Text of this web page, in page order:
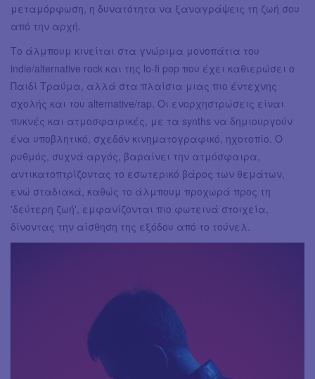
μεταμόρφωση, η δυνατότητα να ξαναγράψεις τη ζωή σου
από την αρχή.
Το άλμπουμ κινείται στα γνώριμα μονοπάτια του
indie/alternative rock και της lo-fi pop που έχει καθιερώσει ο
Παιδί Τραύμα, αλλά στα πλαίσια μιας πιο έντεχνης
σχολής και του alternative/rap. Οι ενορχηστρώσεις είναι
πυκνές και ατμοσφαιρικές, με τα synths να δημιουργούν
ένα υποβλητικό, σχεδόν κινηματογραφικό, ηχοτοπίο. Ο
ρυθμός, συχνά αργός, βαραίνει την ατμόσφαιρα,
αντικατοπτρίζοντας το εσωτερικό βάρος των θεμάτων,
ενώ σταδιακά, καθώς το άλμπουμ προχωρά προς τη
'δεύτερη ζωή', εμφανίζονται πιο φωτεινά στοιχεία,
δίνοντας την αίσθηση της εξόδου από το τούνελ.